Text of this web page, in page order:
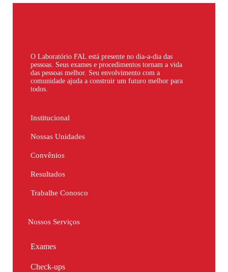
O Laboratório FAL está presente no dia-a-dia das
pessoas. Seus exames e procedimentos tornam a vida
das pessoas melhor. Seu envolvimento com a
comunidade ajuda a construir um futuro melhor para
todos.
Institucional
Nossas Unidades
Convênios
Resultados
Trabalhe Conosco
Nossos Serviços
Exames
Check-ups